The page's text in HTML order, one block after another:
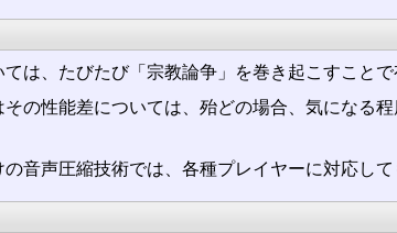
は、たびたび「宗教論争」を巻き起こすことで
その性能差については、殆どの場合、気になる
の音声圧縮技術では、各種プレイヤーに対応して